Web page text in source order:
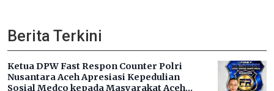
Berita Terkini
Ketua DPW Fast Respon Counter Polri
Nusantara Aceh Apresiasi Kepedulian
Sosial Medco kepada Masyarakat Aceh